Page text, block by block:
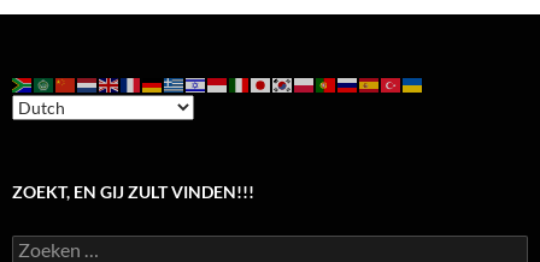
ZOEKT, EN GIJ ZULT VINDEN!!!
Zoeken